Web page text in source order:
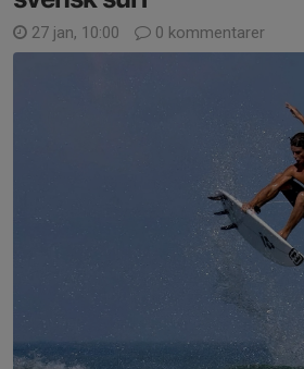
27 jan, 10:00 0 kommentarer